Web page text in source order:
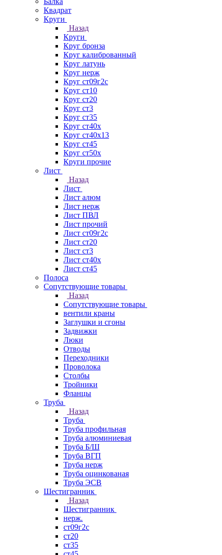
Квадрат
Круги
Назад
Круги
Круг бронза
Круг калиброванный
Круг латунь
Круг нерж
Круг ст09г2с
Круг ст10
Круг ст20
Круг ст3
Круг ст35
Круг ст40х
Круг ст40х13
Круг ст45
Круг ст50х
Круги прочие
Лист
Назад
Лист
Лист алюм
Лист нерж
Лист ПВЛ
Лист прочий
Лист ст09г2с
Лист ст20
Лист ст3
Лист ст40х
Лист ст45
Полоса
Сопутствующие товары
Назад
Сопутствующие товары
вентили краны
Заглушки и сгоны
Задвижки
Люки
Отводы
Переходники
Проволока
Столбы
Тройники
Фланцы
Труба
Назад
Труба
Труба профильная
Труба алюминиевая
Труба Б/Ш
Труба ВГП
Труба нерж
Труба оцинкованая
Труба ЭСВ
Шестигранник
Назад
Шестигранник
нерж.
ст09г2с
ст20
ст35